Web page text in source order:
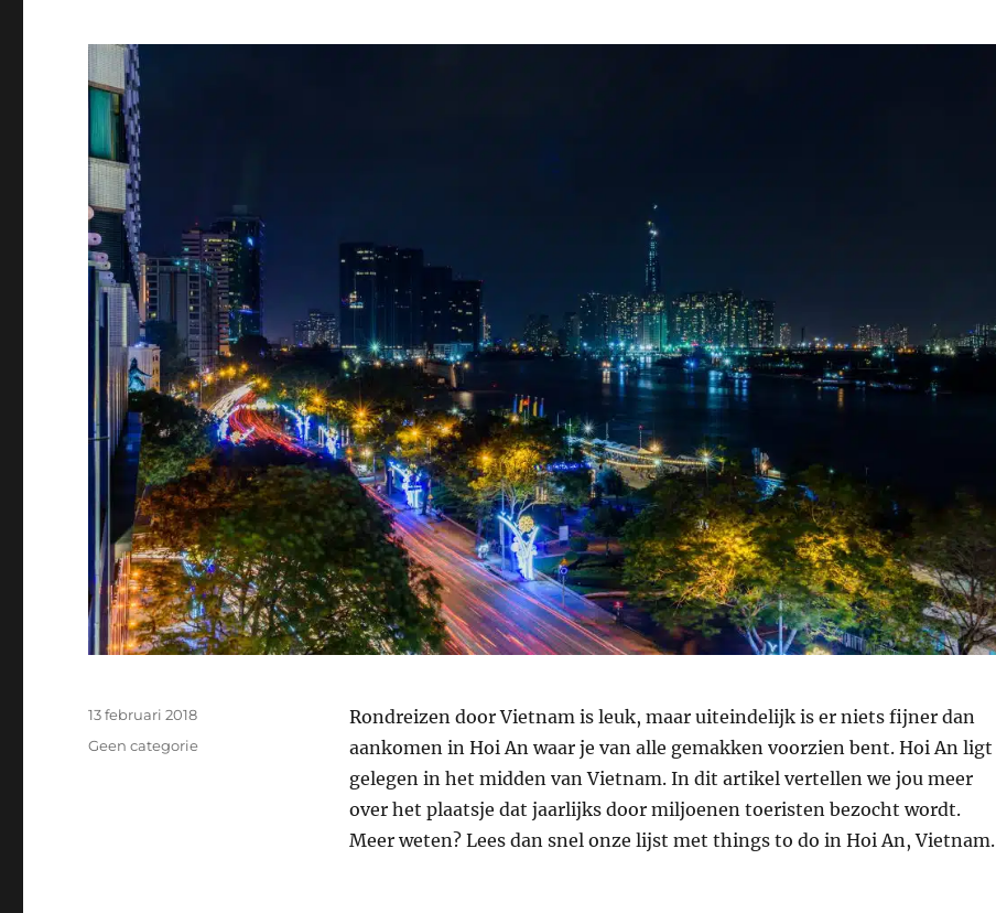
Rondreizen door Vietnam is leuk, maar uiteindelijk is er niets fijner dan
aankomen in Hoi An waar je van alle gemakken voorzien bent. Hoi An ligt
gelegen in het midden van Vietnam. In dit artikel vertellen we jou meer
over het plaatsje dat jaarlijks door miljoenen toeristen bezocht wordt.
Meer weten? Lees dan snel onze lijst met things to do in Hoi An, Vietnam.
Geplaatst
13 februari 2018
Categorieën
Geen categorie